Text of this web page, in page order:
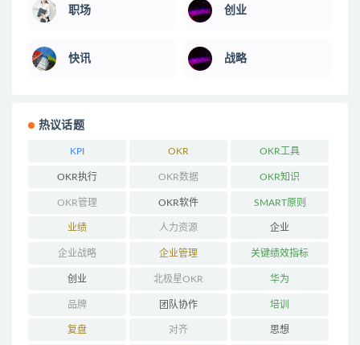
职场 创业
快讯 战略
热议话题
KPI OKR OKR工具
OKR执行 OKR数据 OKR知识
OKR管理 OKR软件 SMART原则
业绩 人力资源 企业
企业战略 企业管理 关键绩效指标
创业 北极星OKR 华为
品牌 团队协作 培训
复盘 对齐 思想